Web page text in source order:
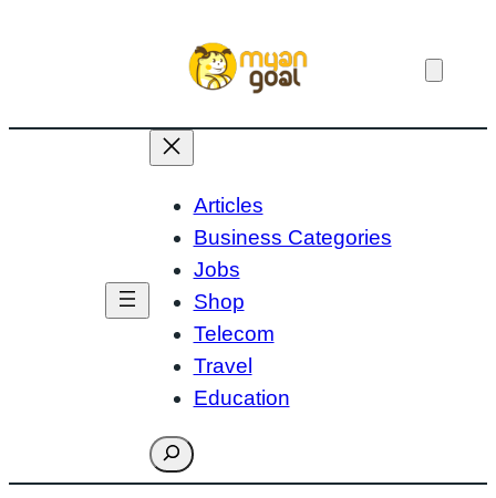
Articles
Business Categories
Jobs
Shop
Telecom
Travel
Education
Search